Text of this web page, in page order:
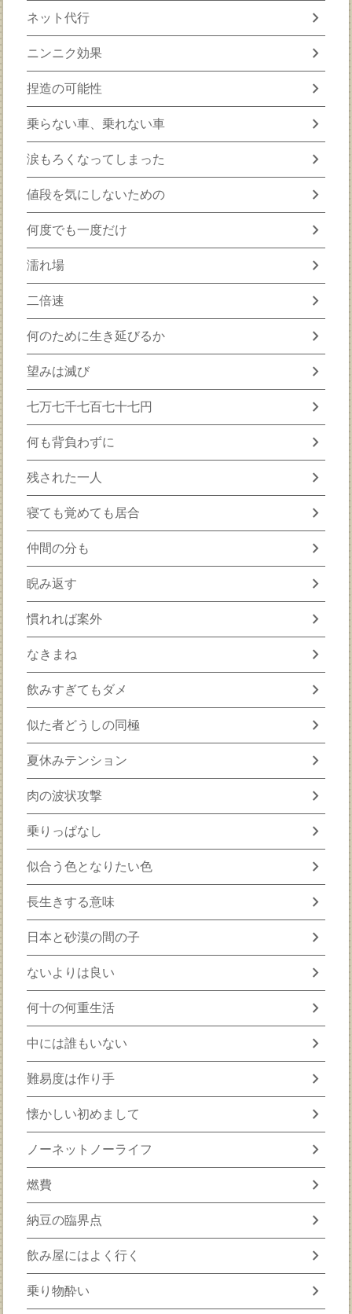
ネット代行 chevron_right
ニンニク効果 chevron_right
捏造の可能性 chevron_right
乗らない車、乗れない車 chevron_right
涙もろくなってしまった chevron_right
値段を気にしないための chevron_right
何度でも一度だけ chevron_right
濡れ場 chevron_right
二倍速 chevron_right
何のために生き延びるか chevron_right
望みは滅び chevron_right
七万七千七百七十七円 chevron_right
何も背負わずに chevron_right
残された一人 chevron_right
寝ても覚めても居合 chevron_right
仲間の分も chevron_right
睨み返す chevron_right
慣れれば案外 chevron_right
なきまね chevron_right
飲みすぎてもダメ chevron_right
似た者どうしの同極 chevron_right
夏休みテンション chevron_right
肉の波状攻撃 chevron_right
乗りっぱなし chevron_right
似合う色となりたい色 chevron_right
長生きする意味 chevron_right
日本と砂漠の間の子 chevron_right
ないよりは良い chevron_right
何十の何重生活 chevron_right
中には誰もいない chevron_right
難易度は作り手 chevron_right
懐かしい初めまして chevron_right
ノーネットノーライフ chevron_right
燃費 chevron_right
納豆の臨界点 chevron_right
飲み屋にはよく行く chevron_right
乗り物酔い chevron_right